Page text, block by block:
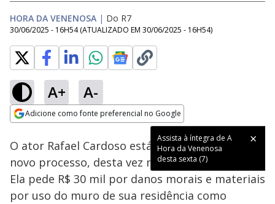
HORA DA VENENOSA | Do R7
30/06/2025 - 16H54 (ATUALIZADO EM 30/06/2025 - 16H54)
A+ A-
Adicione como fonte preferencial no Google
Assista à íntegra de A
Hora da Venenosa
desta sexta (7)
Ativar
Loaded
58.86%
O ator Rafael Cardoso está enfrentando um
novo processo, desta vez movido pela vizinha.
Ela pede R$ 30 mil por danos morais e materiais
por uso do muro de sua residência como